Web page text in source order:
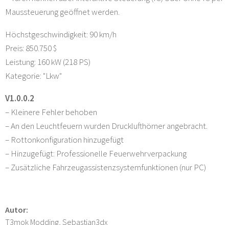
Maussteuerung geöffnet werden.
Höchstgeschwindigkeit: 90 km/h
Preis: 850.750 $
Leistung: 160 kW (218 PS)
Kategorie: "Lkw"
V1.0.0.2
– Kleinere Fehler behoben
– An den Leuchtfeuern wurden Drucklufthörner angebracht.
– Rottonkonfiguration hinzugefügt
– Hinzugefügt: Professionelle Feuerwehrverpackung
– Zusätzliche Fahrzeugassistenzsystemfunktionen (nur PC)
Autor:
T3mok Modding, Sebastian3dx